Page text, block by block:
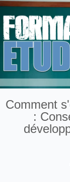
Comment
: